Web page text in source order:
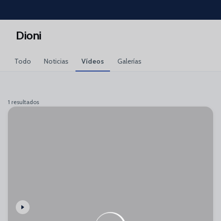
Skip to main content
Dioni
Todo Noticias Vídeos Galerías
1 resultados